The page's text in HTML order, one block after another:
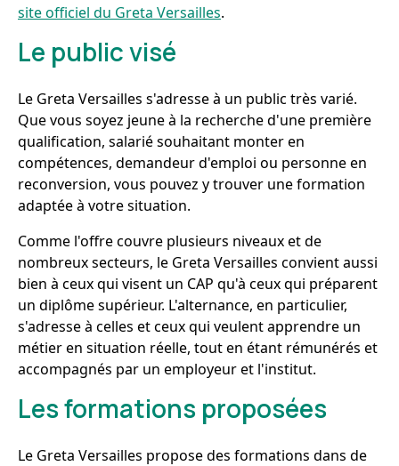
site officiel du Greta Versailles.
Le public visé
Le Greta Versailles s'adresse à un public très varié.
Que vous soyez jeune à la recherche d'une première
qualification, salarié souhaitant monter en
compétences, demandeur d'emploi ou personne en
reconversion, vous pouvez y trouver une formation
adaptée à votre situation.
Comme l'offre couvre plusieurs niveaux et de
nombreux secteurs, le Greta Versailles convient aussi
bien à ceux qui visent un CAP qu'à ceux qui préparent
un diplôme supérieur. L'alternance, en particulier,
s'adresse à celles et ceux qui veulent apprendre un
métier en situation réelle, tout en étant rémunérés et
accompagnés par un employeur et l'institut.
Les formations proposées
Le Greta Versailles propose des formations dans de